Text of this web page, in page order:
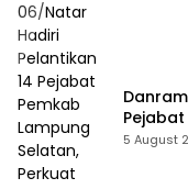
Sinergi
5 August